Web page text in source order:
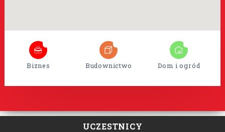
Biznes Budownictwo Dom i ogród
UCZESTNICY